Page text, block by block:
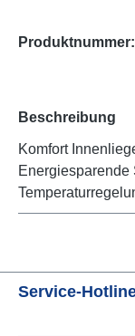
Produktnummer:
Beschreibung
Komfort
Service-